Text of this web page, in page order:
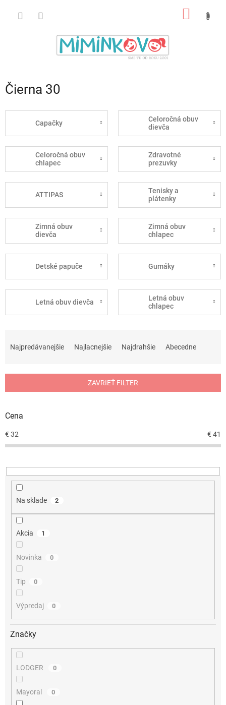
Čierna 30
Capačky
Celoročná obuv
dievča
Celoročná obuv
chlapec
Zdravotné
prezuvky
ATTIPAS
Tenisky a
plátenky
Zimná obuv
dievča
Zimná obuv
chlapec
Detské papuče Gumáky
Letná obuv dievča
Letná obuv
chlapec
i
p
o
d
k
t
Najpredávanejšie Najlacnejšie Najdrahšie Abecedne
ZAVRIEŤ FILTER
Cena
€ 32 € 41
Na sklade 2
Akcia 1
Novinka 0
Tip 0
Výpredaj 0
Značky
LODGER 0
Mayoral 0